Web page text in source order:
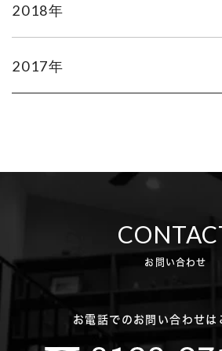
2018年
2017年
お問い合わせ
お電話でのお問い合わせは